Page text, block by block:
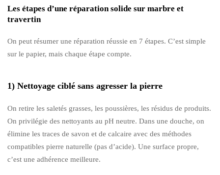
Les étapes d’une réparation solide sur marbre et
travertin
On peut résumer une réparation réussie en 7 étapes. C’est simple
sur le papier, mais chaque étape compte.
1) Nettoyage ciblé sans agresser la pierre
On retire les saletés grasses, les poussières, les résidus de produits.
On privilégie des nettoyants au pH neutre. Dans une douche, on
élimine les traces de savon et de calcaire avec des méthodes
compatibles pierre naturelle (pas d’acide). Une surface propre,
c’est une adhérence meilleure.